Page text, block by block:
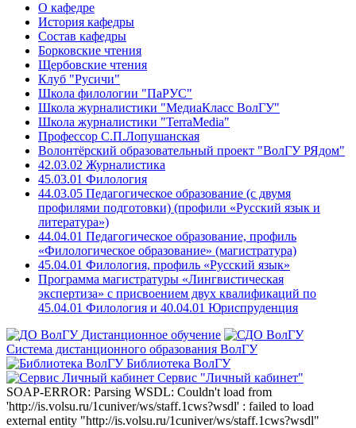
О кафедре
История кафедры
Состав кафедры
Борковские чтения
Щербовские чтения
Клуб "Русичи"
Школа филологии "ПаРУС"
Школа журналистики "МедиаКласс ВолГУ"
Школа журналистики "TerraMedia"
Профессор С.П.Лопушанская
Волонтёрский образовательный проект "ВолГУ РЯдом"
42.03.02 Журналистика
45.03.01 Филология
44.03.05 Педагогическое образование (с двумя
профилями подготовки) (профили «Русский язык и
литература»)
44.04.01 Педагогическое образование, профиль
«Филологическое образование» (магистратура)
45.04.01 Филология, профиль «Русский язык»
Программа магистратуры «Лингвистическая
экспертиза» с присвоением двух квалификаций по
45.04.01 Филология и 40.04.01 Юриспруденция
Дистанционное обучение
Система дистанционного образования ВолГУ
Библиотека ВолГУ
Сервис "Личный кабинет"
SOAP-ERROR: Parsing WSDL: Couldn't load from
'http://is.volsu.ru/1cuniver/ws/staff.1cws?wsdl' : failed to load
external entity "http://is.volsu.ru/1cuniver/ws/staff.1cws?wsdl"